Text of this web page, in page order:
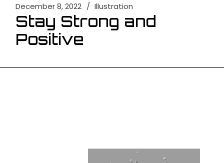
December 8, 2022 Illustration
Stay Strong and
Positive